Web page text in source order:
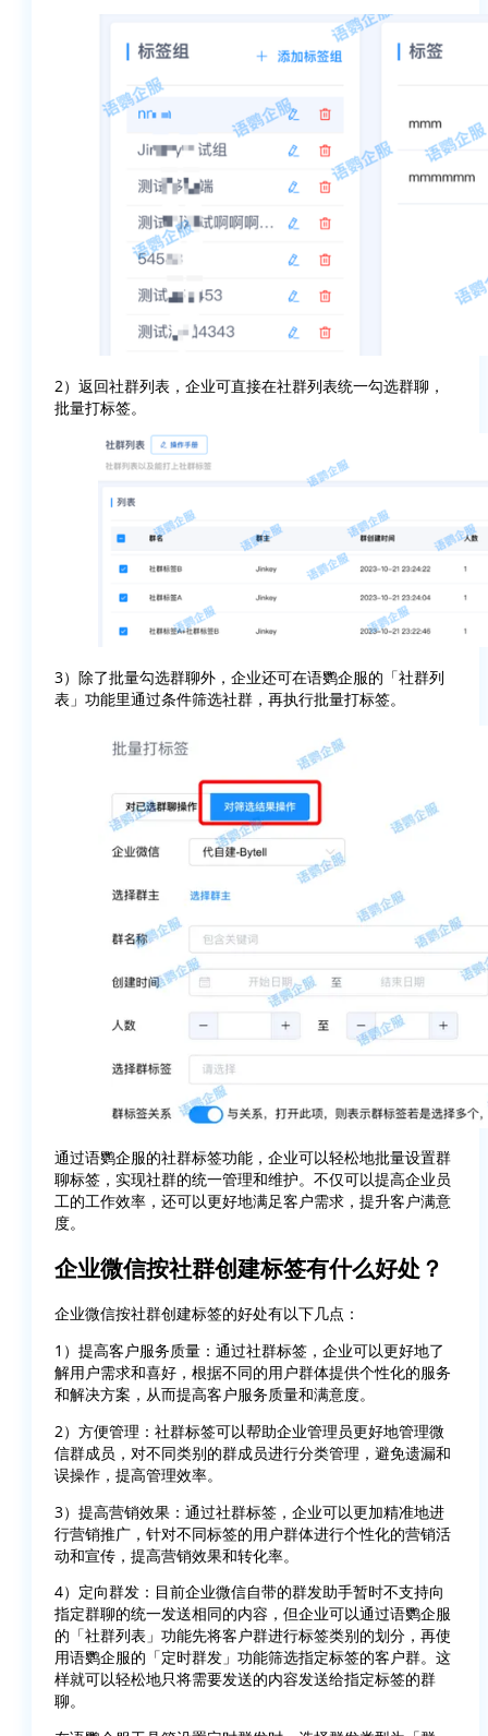
2）返回社群列表，企业可直接在社群列表统一勾选群聊，
批量打标签。
3）除了批量勾选群聊外，企业还可在语鹦企服的「社群列
表」功能里通过条件筛选社群，再执行批量打标签。
通过语鹦企服的社群标签功能，企业可以轻松地批量设置群
聊标签，实现社群的统一管理和维护。不仅可以提高企业员
工的工作效率，还可以更好地满足客户需求，提升客户满意
度。
企业微信按社群创建标签有什么好处？
企业微信按社群创建标签的好处有以下几点：
1）提高客户服务质量：通过社群标签，企业可以更好地了
解用户需求和喜好，根据不同的用户群体提供个性化的服务
和解决方案，从而提高客户服务质量和满意度。
2）方便管理：社群标签可以帮助企业管理员更好地管理微
信群成员，对不同类别的群成员进行分类管理，避免遗漏和
误操作，提高管理效率。
3）提高营销效果：通过社群标签，企业可以更加精准地进
行营销推广，针对不同标签的用户群体进行个性化的营销活
动和宣传，提高营销效果和转化率。
4）定向群发：目前企业微信自带的群发助手暂时不支持向
指定群聊的统一发送相同的内容，但企业可以通过语鹦企服
的「社群列表」功能先将客户群进行标签类别的划分，再使
用语鹦企服的「定时群发」功能筛选指定标签的客户群。这
样就可以轻松地只将需要发送的内容发送给指定标签的群
聊。